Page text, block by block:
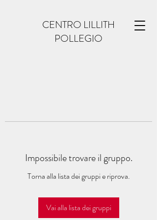
CENTRO LILLITH
POLLEGIO
Impossibile trovare il gruppo.
Torna alla lista dei gruppi e riprova.
Vai alla lista dei gruppi